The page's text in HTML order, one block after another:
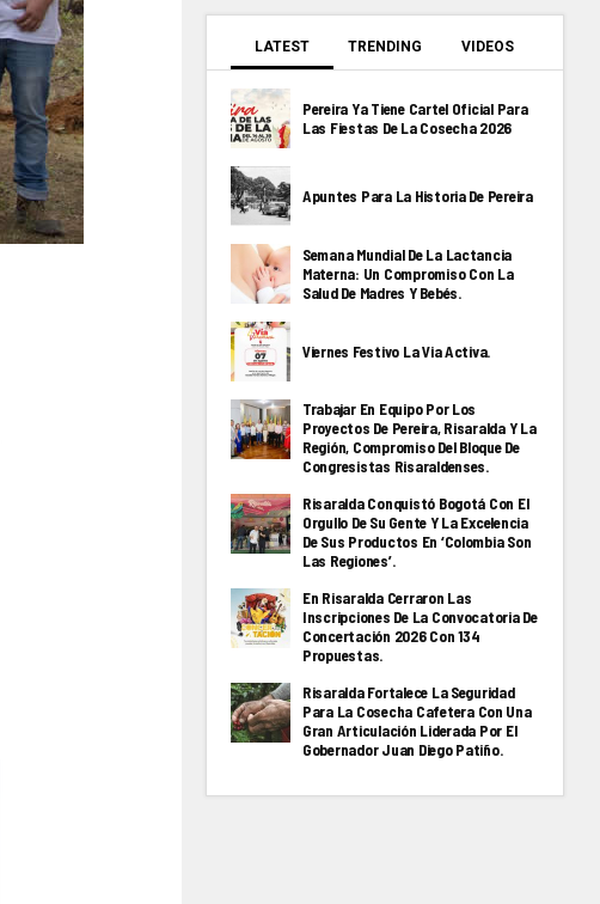
LATEST TRENDING VIDEOS
Pereira Ya Tiene Cartel Oficial Para
Las Fiestas De La Cosecha 2026
Apuntes Para La Historia De Pereira
Semana Mundial De La Lactancia
Materna: Un Compromiso Con La
Salud De Madres Y Bebés.
Viernes Festivo La Via Activa.
Trabajar En Equipo Por Los
Proyectos De Pereira, Risaralda Y La
Región, Compromiso Del Bloque De
Congresistas Risaraldenses.
Risaralda Conquistó Bogotá Con El
Orgullo De Su Gente Y La Excelencia
De Sus Productos En ‘Colombia Son
Las Regiones’.
En Risaralda Cerraron Las
Inscripciones De La Convocatoria De
Concertación 2026 Con 134
Propuestas.
Risaralda Fortalece La Seguridad
Para La Cosecha Cafetera Con Una
Gran Articulación Liderada Por El
Gobernador Juan Diego Patiño.